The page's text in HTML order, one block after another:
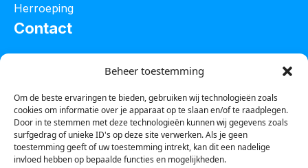
Beheer toestemming
Om de beste ervaringen te bieden, gebruiken wij technologieën zoals
cookies om informatie over je apparaat op te slaan en/of te raadplegen.
Door in te stemmen met deze technologieën kunnen wij gegevens zoals
surfgedrag of unieke ID's op deze site verwerken. Als je geen
toestemming geeft of uw toestemming intrekt, kan dit een nadelige
invloed hebben op bepaalde functies en mogelijkheden.
Herroeping
Contact
Tel :0850601800
Whatsapp : 0623388306